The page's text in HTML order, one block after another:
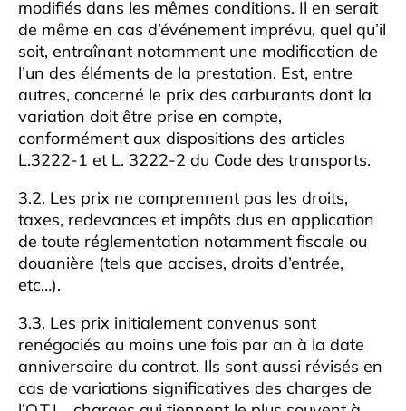
modifiés dans les mêmes conditions. Il en serait
de même en cas d’événement imprévu, quel qu’il
soit, entraînant notamment une modification de
l’un des éléments de la prestation. Est, entre
autres, concerné le prix des carburants dont la
variation doit être prise en compte,
conformément aux dispositions des articles
L.3222-1 et L. 3222-2 du Code des transports.
3.2. Les prix ne comprennent pas les droits,
taxes, redevances et impôts dus en application
de toute réglementation notamment fiscale ou
douanière (tels que accises, droits d’entrée,
etc…).
3.3. Les prix initialement convenus sont
renégociés au moins une fois par an à la date
anniversaire du contrat. Ils sont aussi révisés en
cas de variations significatives des charges de